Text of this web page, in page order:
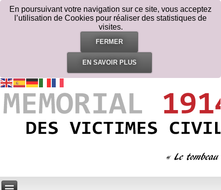
En poursuivant votre navigation sur ce site, vous acceptez
l’utilisation de Cookies pour réaliser des statistiques de
visites.
FERMER
EN SAVOIR PLUS